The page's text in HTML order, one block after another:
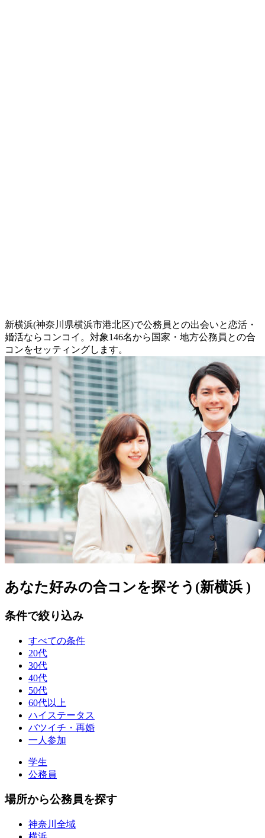
新横浜(神奈川県横浜市港北区)で公務員との出会いと恋活・
婚活ならコンコイ。対象146名から国家・地方公務員との合
コンをセッティングします。
あなた好みの合コンを探そう(新横浜 )
条件で絞り込み
すべての条件
20代
30代
40代
50代
60代以上
ハイステータス
バツイチ・再婚
一人参加
学生
公務員
場所から公務員を探す
神奈川全域